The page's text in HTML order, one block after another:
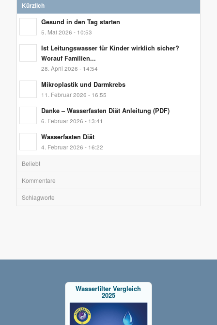
Kürzlich
Gesund in den Tag starten
5. Mai 2026 - 10:53
Ist Leitungswasser für Kinder wirklich sicher?
Worauf Familien...
28. April 2026 - 14:54
Mikroplastik und Darmkrebs
11. Februar 2026 - 16:55
Danke – Wasserfasten Diät Anleitung (PDF)
6. Februar 2026 - 13:41
Wasserfasten Diät
4. Februar 2026 - 16:22
Beliebt
Kommentare
Schlagworte
Wasserfilter Vergleich
2025